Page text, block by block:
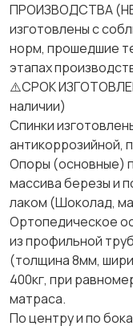
ПРОИЗВОДСТВА
изготовлены с
норм, прошедшие
этапах
⚠️СРОК
наличии)
Спинки
антикоррозийной,
Опоры (основные)
массива березы и
лаком (Шоколад,
Ортопедическое
из профильной
(толщина 8мм,
400кг, при
матраса.
По центру и по